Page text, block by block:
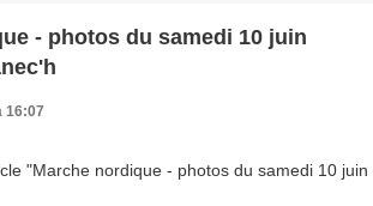
- photos du samedi 10 juin
16:07